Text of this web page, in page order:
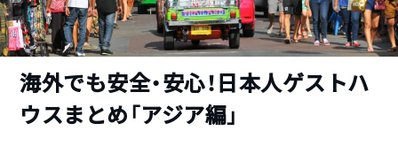
海外でも安全・安心！日本人ゲストハ
ウスまとめ「アジア編」